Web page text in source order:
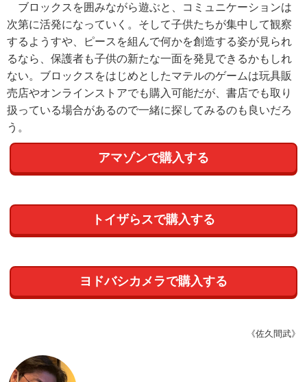
ブロックスを囲みながら遊ぶと、コミュニケーションは
次第に活発になっていく。そして子供たちが集中して観察
するようすや、ピースを組んで何かを創造する姿が見られ
るなら、保護者も子供の新たな一面を発見できるかもしれ
ない。ブロックスをはじめとしたマテルのゲームは玩具販
売店やオンラインストアでも購入可能だが、書店でも取り
扱っている場合があるので一緒に探してみるのも良いだろ
う。
アマゾンで購入する
トイザらスで購入する
ヨドバシカメラで購入する
《佐久間武》